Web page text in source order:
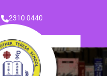
2310 0440